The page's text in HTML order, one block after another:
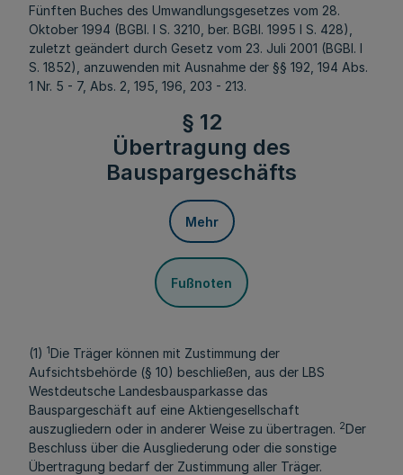
Fünften Buches des Umwandlungsgesetzes vom 28.
Oktober 1994 (BGBl. I S. 3210, ber. BGBl. 1995 I S. 428),
zuletzt geändert durch Gesetz vom 23. Juli 2001 (BGBl. I
S. 1852), anzuwenden mit Ausnahme der §§ 192, 194 Abs.
1 Nr. 5 - 7, Abs. 2, 195, 196, 203 - 213.
§ 12
Übertragung des
Bauspargeschäfts
Mehr
Fußnoten
(1) 1Die Träger können mit Zustimmung der
Aufsichtsbehörde (§ 10) beschließen, aus der LBS
Westdeutsche Landesbausparkasse das
Bauspargeschäft auf eine Aktiengesellschaft
auszugliedern oder in anderer Weise zu übertragen. 2Der
Beschluss über die Ausgliederung oder die sonstige
Übertragung bedarf der Zustimmung aller Träger.